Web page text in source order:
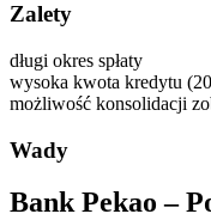
Zalety
długi okres spłaty
wysoka kwota kredytu
możliwość konsolidacji
Wady
Bank Pekao –